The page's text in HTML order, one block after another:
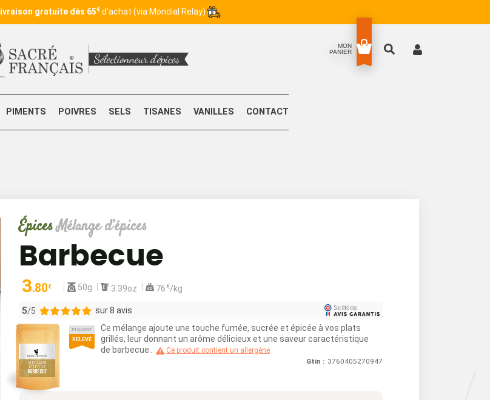
livraison gratuite dès 65€ d’achat (via Mondial Relay)
MON
PANIER
PIMENTS POIVRES SELS TISANES VANILLES CONTACT
ÉpicesMélange d’épices
Barbecue
3.80 € 50g 3.39oz 76 €/kg
5/5 sur 8 avis
8
0
PIQUANT
RELEVÉ
Ce mélange ajoute une touche fumée, sucrée et épicée à vos plats
grillés, leur donnant un arôme délicieux et une saveur caractéristique
de barbecue..
Ce produit contient un allergène
Gtin : 3760405270947